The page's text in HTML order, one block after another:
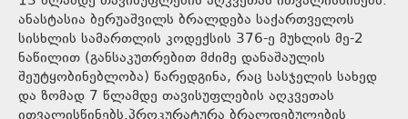
ანასტასია ბერუაშვილს ბრალდება საქართველოს
სისხლის სამართლის კოდექსის 376-ე მუხლის მე-2
ნაწილით (განსაკუთრებით მძიმე დანაშაულის
შეუტყობინებლობა) წარედგინა, რაც სასჯელის სახედ
და ზომად 7 წლამდე თავისუფლების აღკვეთას